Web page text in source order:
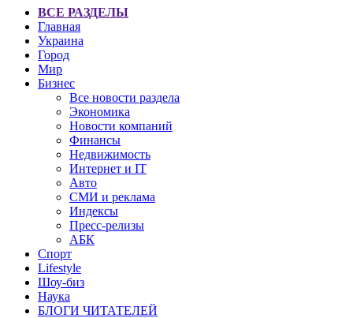
ВСЕ РАЗДЕЛЫ
Главная
Украина
Город
Мир
Бизнес
Все новости раздела
Экономика
Новости компаний
Финансы
Недвижимость
Интернет и IT
Авто
СМИ и реклама
Индексы
Пресс-релизы
АБК
Спорт
Lifestyle
Шоу-биз
Наука
БЛОГИ ЧИТАТЕЛЕЙ